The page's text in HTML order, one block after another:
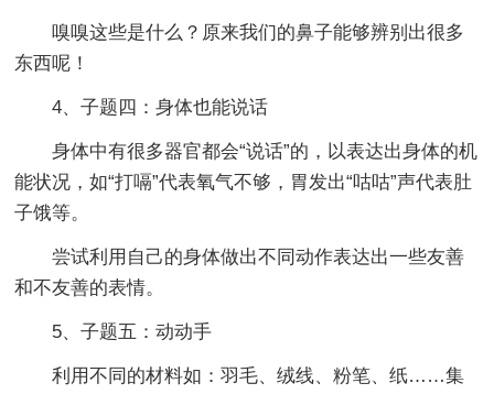
嗅嗅这些是什么？原来我们的鼻子能够辨别出很多
东西呢！
4、子题四：身体也能说话
身体中有很多器官都会“说话”的，以表达出身体的机
能状况，如“打嗝”代表氧气不够，胃发出“咕咕”声代表肚
子饿等。
尝试利用自己的身体做出不同动作表达出一些友善
和不友善的表情。
5、子题五：动动手
利用不同的材料如：羽毛、绒线、粉笔、纸……集